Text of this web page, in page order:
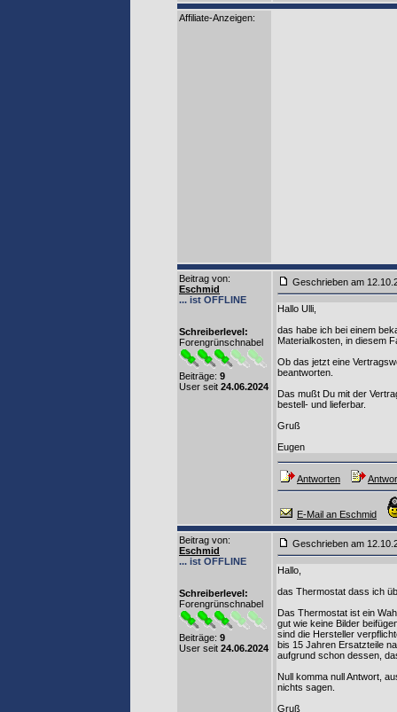
Affiliate-Anzeigen:
Beitrag von:
Eschmid
... ist OFFLINE
Schreiberlevel:
Forengrünschnabel
Beiträge: 9
User seit 24.06.2024
Geschrieben am
Hallo Ulli,
das habe ich bei einem
Materialkosten, in diesem
Ob das jetzt eine
beantworten.
Das mußt Du mit der
bestell- und lieferbar.
Gruß
Eugen
Antworten
E-Mail an Eschmid
Beitrag von:
Eschmid
... ist OFFLINE
Schreiberlevel:
Forengrünschnabel
Beiträge: 9
User seit 24.06.2024
Geschrieben am
Hallo,
das Thermostat dass ich
Das Thermostat ist ein
gut wie keine Bilder
sind die Hersteller
bis 15 Jahren Ersatzteile
aufgrund schon dessen,
Null komma null Antwort,
nichts sagen.
Gruß